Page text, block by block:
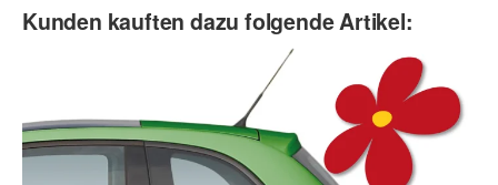
E-Mail
Kunden kauften dazu folgende Artikel: